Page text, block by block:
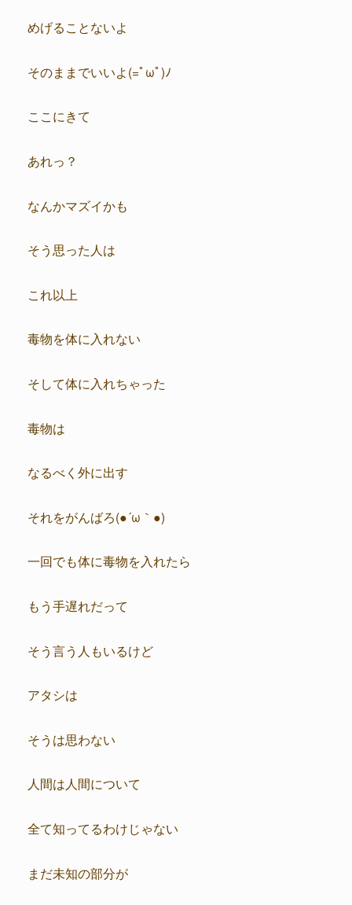
めげることないよ
そのままでいいよ(=ﾟωﾟ)ﾉ
ここにきて
あれっ？
なんかマズイかも
そう思った人は
これ以上
毒物を体に入れない
そして体に入れちゃった
毒物は
なるべく外に出す
それをがんばろ(●´ω｀●)
一回でも体に毒物を入れたら
もう手遅れだって
そう言う人もいるけど
アタシは
そうは思わない
人間は人間について
全て知ってるわけじゃない
まだ未知の部分が